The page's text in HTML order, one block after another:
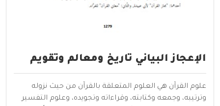
الإعجاز البياني تاريخ ومعالم وتقويم
علوم القرآن هي العلوم المتعلقة بالقرآن من حيث نزوله
وترتيبه، وجمعه وكتابته، وقراءاته وتجويده، وعلوم التفسير